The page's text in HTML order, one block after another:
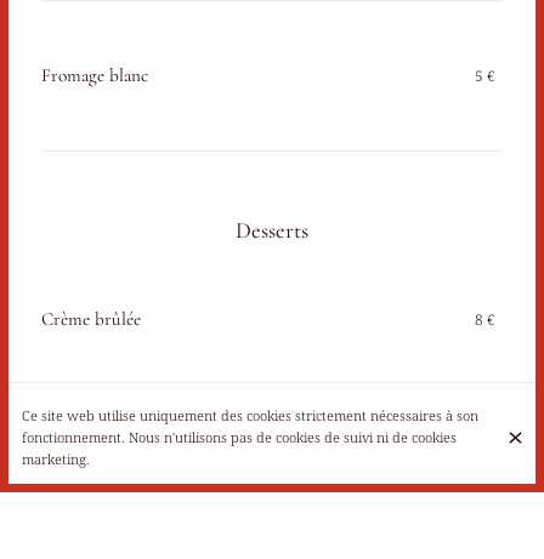
Fromage blanc 5 €
Desserts
Crème brûlée 8 €
Moelleux au chocolat
Ce site web utilise uniquement des cookies strictement nécessaires à son
fonctionnement. Nous n'utilisons pas de cookies de suivi ni de cookies
marketing.